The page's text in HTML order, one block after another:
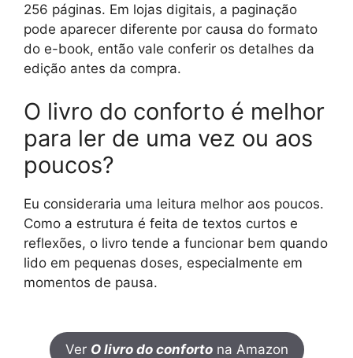
256 páginas. Em lojas digitais, a paginação
pode aparecer diferente por causa do formato
do e-book, então vale conferir os detalhes da
edição antes da compra.
O livro do conforto é melhor
para ler de uma vez ou aos
poucos?
Eu consideraria uma leitura melhor aos poucos.
Como a estrutura é feita de textos curtos e
reflexões, o livro tende a funcionar bem quando
lido em pequenas doses, especialmente em
momentos de pausa.
Ver O livro do confortona Amazon